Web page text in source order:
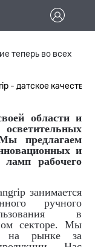
теперь во всех
- датское качество,
области и
предлагаем
и
ламп рабочего
занимается
ручного
в
секторе. Мы
на рынке за